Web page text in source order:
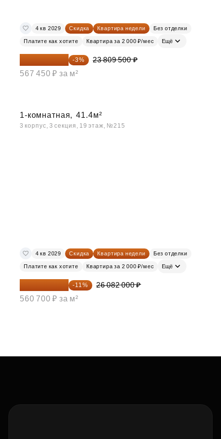
4 кв 2029 Скидка Квартира недели Без отделки
Платите как хотите Квартира за 2 000 ₽/мес Ещё
23 095 215 ₽ -3%
23 809 500 ₽
567 450 ₽ за м²
1-комнатная, 41.4м²
3 корпус, 3 секция, 19 этаж, №215
4 кв 2029 Скидка Квартира недели Без отделки
Платите как хотите Квартира за 2 000 ₽/мес Ещё
23 212 980 ₽ -11%
26 082 000 ₽
560 700 ₽ за м²